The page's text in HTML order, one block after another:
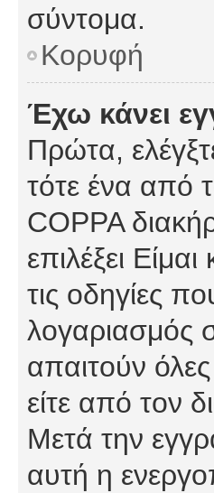
σύντομα.
Κορυφή
Έχω κάνει
Πρώτα,
τότε ένα από
COPPA
επιλέξει
τις οδηγίες
λογαριασμός
απαιτούν
είτε από τον
Μετά την
αυτή η